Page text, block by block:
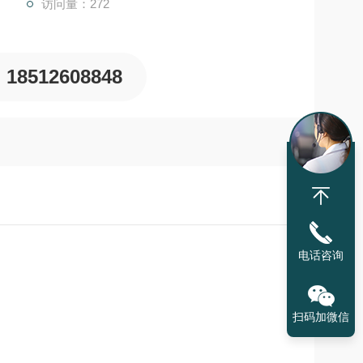
访问量：272
18512608848
电话咨询
扫码加微信